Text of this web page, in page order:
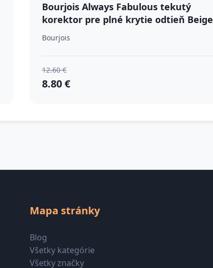
Bourjois Always Fabulous tekutý
korektor pre plné krytie odtieň Beige
Dore 11 ml
Bourjois
12.60 €
8.80 €
Mapa stránky
Blog
Všetky kategórie
Všetky značky